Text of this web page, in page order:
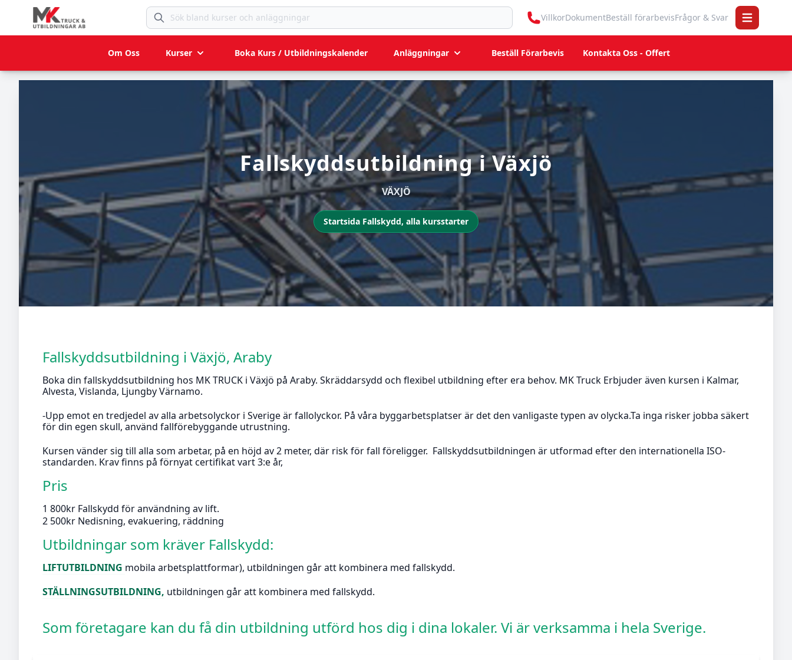
Sök bland kurser och anläggningar
VillkorDokumentBeställ förarbevisFrågor & Svar Open main
Om Oss Kurser Boka Kurs / Utbildningskalender Anläggningar Beställ Förarbevis Kontakta Oss - Offert
Fallskyddsutbildning i Växjö
VÄXJÖ
Startsida Fallskydd, alla kursstarter
Fallskyddsutbildning i Växjö, Araby
Boka din fallskyddsutbildning hos MK TRUCK i Växjö på Araby. Skräddarsydd och flexibel utbildning efter era behov. MK Truck Erbjuder även kursen i Kalmar,
Alvesta, Vislanda, Ljungby Värnamo.
-Upp emot en tredjedel av alla arbetsolyckor i Sverige är fallolyckor. På våra byggarbetsplatser är det den vanligaste typen av olycka.Ta inga risker jobba säkert
för din egen skull, använd fallförebyggande utrustning.
Kursen vänder sig till alla som arbetar, på en höjd av 2 meter, där risk för fall föreligger. Fallskyddsutbildningen är utformad efter den internationella ISO-
standarden. Krav finns på förnyat certifikat vart 3:e år,
Pris
1 800kr Fallskydd för användning av lift.
2 500kr Nedisning, evakuering, räddning
Utbildningar som kräver Fallskydd:
LIFTUTBILDNING mobila arbetsplattformar), utbildningen går att kombinera med fallskydd.
STÄLLNINGSUTBILDNING, utbildningen går att kombinera med fallskydd.
Som företagare kan du få din utbildning utförd hos dig i dina lokaler. Vi är verksamma i hela Sverige.